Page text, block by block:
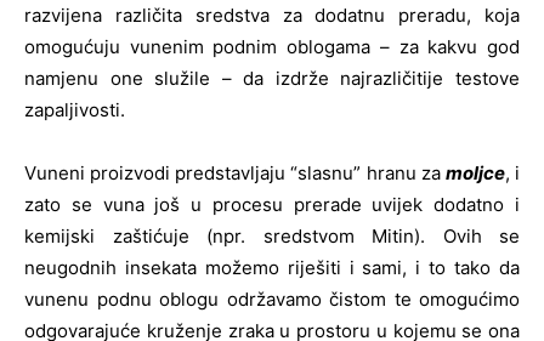
razvijena različita sredstva za dodatnu preradu, koja
omogućuju vunenim podnim oblogama – za kakvu god
namjenu one služile – da izdrže najrazličitije testove
zapaljivosti.
Vuneni proizvodi predstavljaju “slasnu” hranu za moljce, i
zato se vuna još u procesu prerade uvijek dodatno i
kemijski zaštićuje (npr. sredstvom Mitin). Ovih se
neugodnih insekata možemo riješiti i sami, i to tako da
vunenu podnu oblogu održavamo čistom te omogućimo
odgovarajuće kruženje zraka u prostoru u kojemu se ona